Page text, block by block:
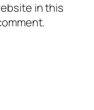
in this